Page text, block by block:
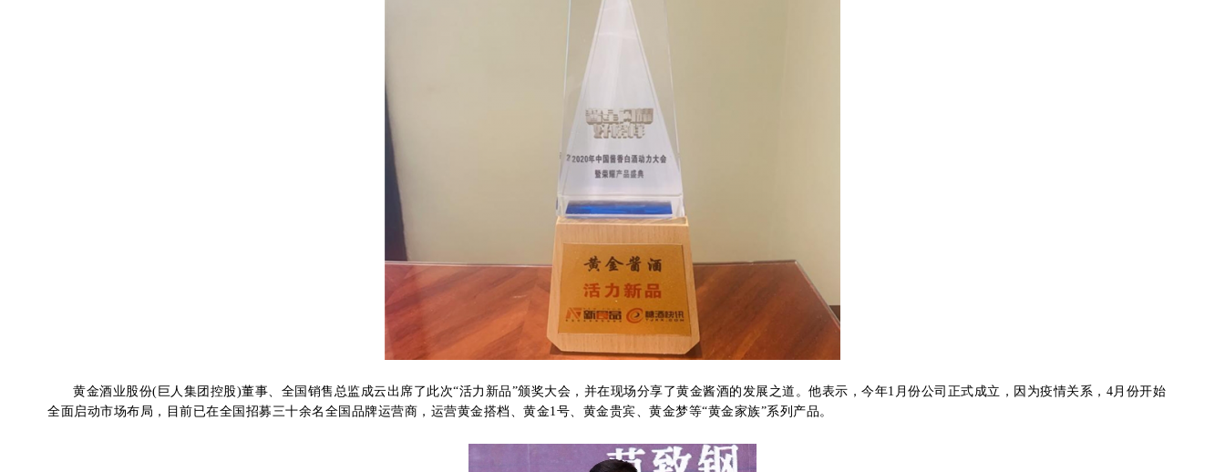
黄金酒业股份(巨人集团控股)董事、全国销售总监成云出席了此次“活力新品”颁奖大会，并在现场分享了黄金酱酒的发展之道。他表示，今年1月份公司正式成立，因为疫情关系，4月份开始
全面启动市场布局，目前已在全国招募三十余名全国品牌运营商，运营黄金搭档、黄金1号、黄金贵宾、黄金梦等“黄金家族”系列产品。